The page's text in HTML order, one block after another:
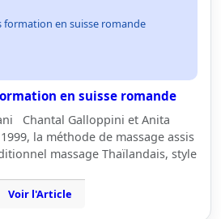
formation en suisse romande
en suisse romande
Chantal Galloppini et Anita
la méthode de massage assis
massage Thaïlandais, style
Voir l'Article